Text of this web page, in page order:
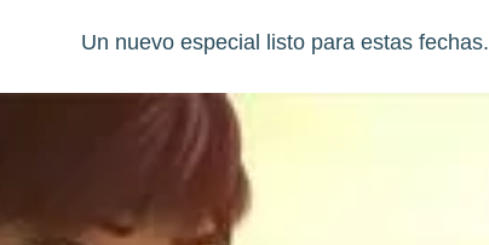
Un nuevo especial listo para estas fechas.